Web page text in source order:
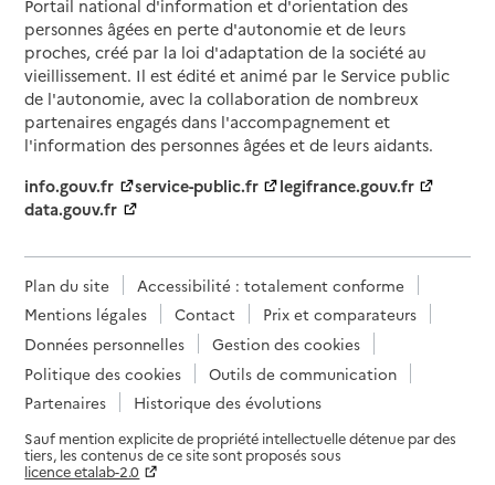
Portail national d'information et d'orientation des
personnes âgées en perte d'autonomie et de leurs
proches, créé par la loi d'adaptation de la société au
vieillissement. Il est édité et animé par le Service public
de l'autonomie, avec la collaboration de nombreux
partenaires engagés dans l'accompagnement et
l'information des personnes âgées et de leurs aidants.
info.gouv.fr
service-public.fr
legifrance.gouv.fr
data.gouv.fr
Plan du site
Accessibilité : totalement conforme
Mentions légales
Contact
Prix et comparateurs
Données personnelles
Gestion des cookies
Politique des cookies
Outils de communication
Partenaires
Historique des évolutions
Sauf mention explicite de propriété intellectuelle détenue par des
tiers, les contenus de ce site sont proposés sous
licence etalab-2.0